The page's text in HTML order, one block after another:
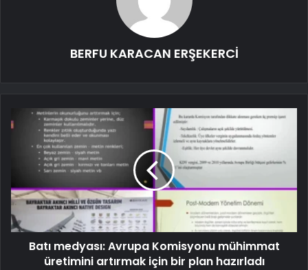
BERFU KARACAN ERŞEKERCİ
Batı medyası: Avrupa Komisyonu mühimmat
üretimini artırmak için bir plan hazırladı